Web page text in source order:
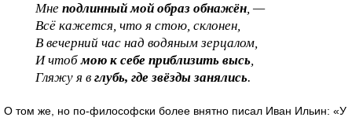
Мне подлинный мой образ обнажён, —
Всё кажется, что я стою, склонен,
В вечерний час над водяным зерцалом,
И чтобмою к себе приблизить высь,
Гляжу я в глубь, где звёзды занялись.
О том же, но по-философски более внятно писал Иван Ильин: «У